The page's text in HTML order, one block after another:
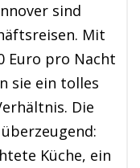
sind
Mit
Euro pro Nacht
sie ein tolles
Die
Küche, ein